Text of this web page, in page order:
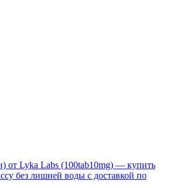
от Lyka Labs (100tab10mg) — купить
без лишней воды с доставкой по